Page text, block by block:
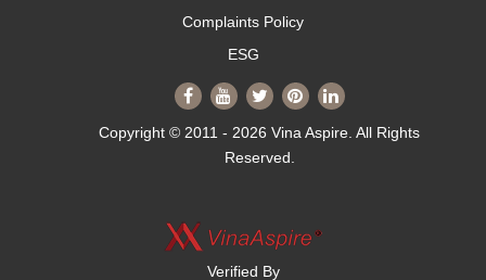
Complaints Policy
ESG
Copyright © 2011 - 2026 Vina Aspire. All Rights
Reserved.
Verified By